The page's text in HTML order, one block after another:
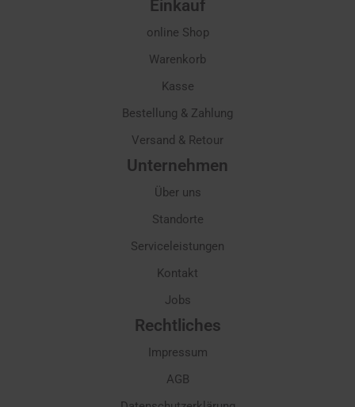
Einkauf
online Shop
Warenkorb
Kasse
Bestellung & Zahlung
Versand & Retour
Unternehmen
Über uns
Standorte
Serviceleistungen
Kontakt
Jobs
Rechtliches
Impressum
AGB